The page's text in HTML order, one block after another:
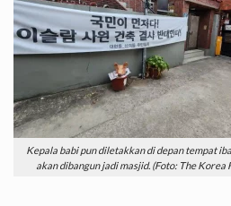
Kepala babi pun diletakkan di depan tempat
akan dibangun jadi masjid. (Foto: The Korea